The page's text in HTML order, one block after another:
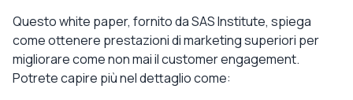
Questo white paper, fornito da SAS Institute, spiega
come ottenere prestazioni di marketing superiori per
migliorare come non mai il customer engagement.
Potrete capire più nel dettaglio come: